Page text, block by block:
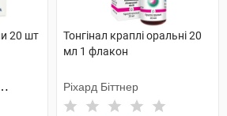
20 шт
Тонгінал краплі оральні 20
мл 1 флакон
Ріхард Біттнер